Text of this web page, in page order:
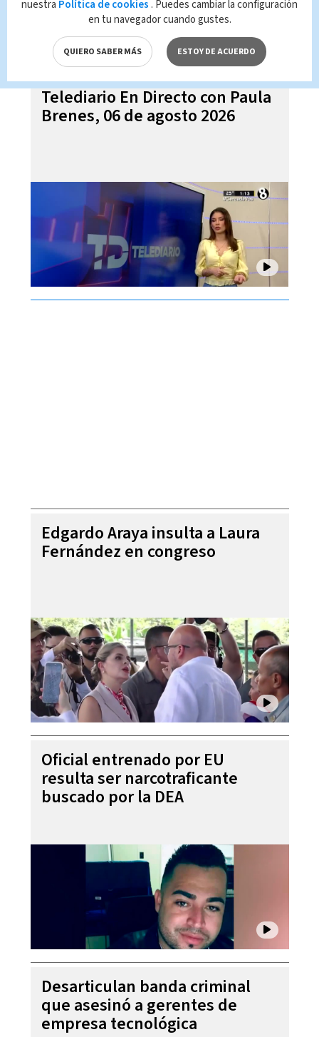
Telediario En Directo con Paula
Brenes, 06 de agosto 2026
Edgardo Araya insulta a Laura
Fernández en congreso
Oficial entrenado por EU
resulta ser narcotraficante
buscado por la DEA
Desarticulan banda criminal
que asesinó a gerentes de
empresa tecnológica
nuestra Política de cookies . Puedes cambiar la configuración
en tu navegador cuando gustes.
QUIERO SABER MÁS ESTOY DE ACUERDO